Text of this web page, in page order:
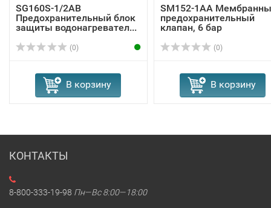
SG160S-1/2AB
Предохранительный блок
защиты водонагревател...
(0)
В корзину
SM152-1AA
предохранительный
клапан, 6 бар
(0)
В корзину
КОНТАКТЫ
8-800-333-19-98 Пн—Вс 8:00—18:00